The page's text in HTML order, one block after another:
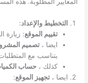
التخطيط والإعداد:
تقييم الموقع: زيارة
ايضا ، تصميم
يتناسب مع
كذلك ، حساب
ايضا ،تجهيز الموقع: